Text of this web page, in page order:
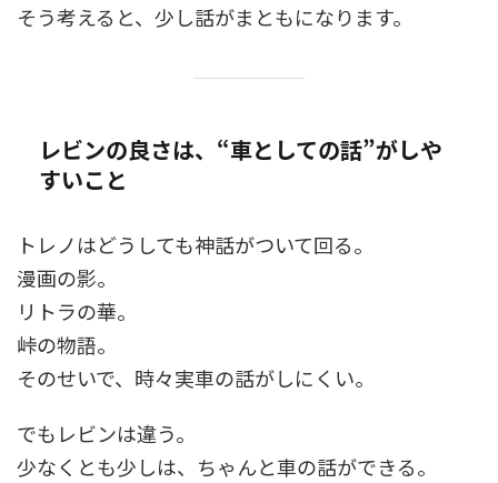
そう考えると、少し話がまともになります。
レビンの良さは、“車としての話”がしや
すいこと
トレノはどうしても神話がついて回る。
漫画の影。
リトラの華。
峠の物語。
そのせいで、時々実車の話がしにくい。
でもレビンは違う。
少なくとも少しは、ちゃんと車の話ができる。